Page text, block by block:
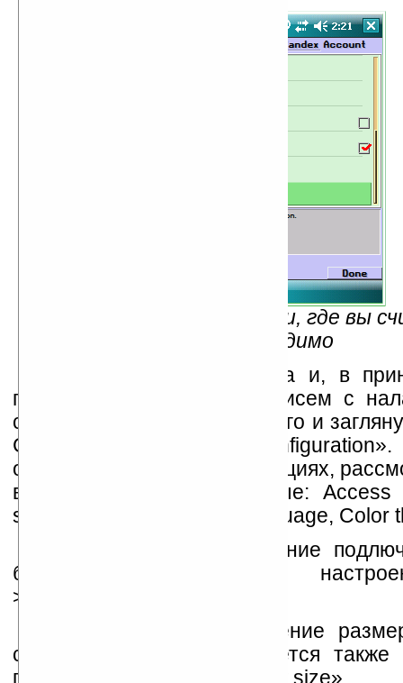
Рис.3 — Поставьте флаги, где вы
необходимо
Учетная запись создана и, в
приступать к написанию писем с
стоит потерпеть еще немного и
Configuration: «Tools-
останавливаться на всех опциях,
взгляд, самые необходимые:
size, Send immediately, Language, Color
— название
берется из системных
>Connections».
— изменение
самом агенте, рекомендуется также
пункт чуть ниже — «Text font size»